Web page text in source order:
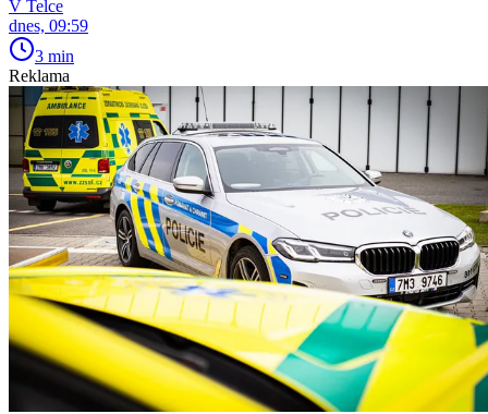
V Telce
dnes, 09:59
3 min
Reklama